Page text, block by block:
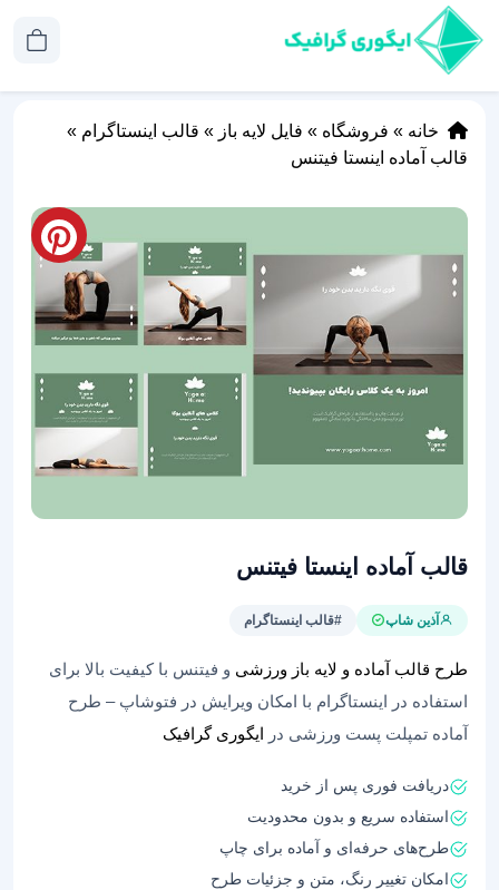
خانه » فروشگاه » فایل لایه باز » قالب اینستاگرام »
قالب آماده اینستا فیتنس
قالب آماده اینستا فیتنس
آذین شاپ #قالب اینستاگرام
طرح قالب آماده و لایه باز ورزشی و فیتنس با کیفیت بالا برای
استفاده در اینستاگرام با امکان ویرایش در فتوشاپ – طرح
آماده تمپلت پست ورزشی در
ایگوری گرافیک
دریافت فوری پس از خرید
استفاده سریع و بدون محدودیت
طرح‌های حرفه‌ای و آماده برای چاپ
امکان تغییر رنگ، متن و جزئیات طرح